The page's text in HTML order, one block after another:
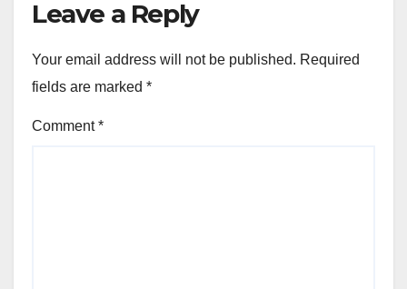
Leave a Reply
Your email address will not be published. Required
fields are marked *
Comment*